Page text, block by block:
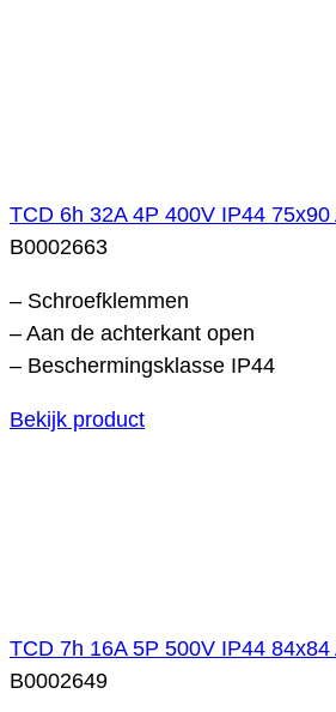
TCD 6h 32A 4P 400V IP44 75x90
B0002663
– Schroefklemmen
– Aan de achterkant open
– Beschermingsklasse IP44
Bekijk product
TCD 7h 16A 5P 500V IP44 84x84
B0002649